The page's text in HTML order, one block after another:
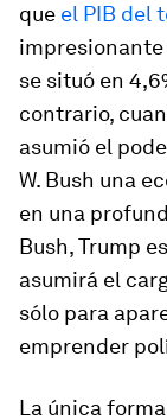
que el PIB del
impresionante
se situó en
contrario,
asumió el
W. Bush una
en una
Bush, Trump
asumirá el
sólo para
emprender
La única